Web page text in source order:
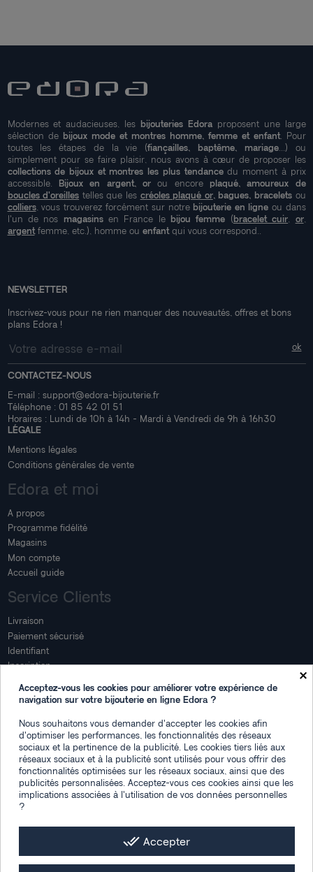
Modernes et audacieuses, les bijouteries Edoraproposent une large
sélection de bijoux mode et montres homme, femme et enfant. Pour
toutes les étapes de la vie (fiançailles, baptême, mariage...) ou
simplement pour se faire plaisir, nous avons à cœur de proposer les
collections de bijoux et montres les plus tendancedu moment à prix
accessible. Bijoux en argent, orou encore plaqué, amoureux de
boucles d'oreilles telles que les créoles plaqué or, bagues, braceletsou
colliers, vous trouverez forcément sur notre bijouterie en ligne ou dans
l'un de nos magasinsen France le bijou femme (bracelet cuir or,
argentfemme, etc.), homme ou enfantqui vous correspond..
NEWSLETTER
Inscrivez-vous pour ne rien manquer des nouveautés, offres et bons
plans Edora !
CONTACTEZ-NOUS
E-mail : support@edora-bijouterie.fr
Téléphone : 01 85 42 01 51
Horaires : Lundi de 10h à 14h - Mardi à Vendredi de 9h à 16h30
LÉGALE
Mentions légales
Conditions générales de vente
Edora et moi
A propos
Programme fidélité
Magasins
Mon compte
Accueil guide
Service Clients
Livraison
Paiement sécurisé
Identifiant
Inscription
Mon espace
Suivi de commande
Connexion
Créez votre compte
Des questions
Contactez-nous
Facebook
Instagram
LinkedIn
×
Acceptez-vous les cookies pour améliorer votre expérience de
navigation sur votre bijouterie en ligne Edora ?
Nous souhaitons vous demander d'accepter les cookies afin
d'optimiser les performances, les fonctionnalités des réseaux
sociaux et la pertinence de la publicité. Les cookies tiers liés aux
réseaux sociaux et à la publicité sont utilisés pour vous offrir des
fonctionnalités optimisées sur les réseaux sociaux, ainsi que des
publicités personnalisées. Acceptez-vous ces cookies ainsi que les
implications associées à l'utilisation de vos données personnelles
?
done_all Accepter